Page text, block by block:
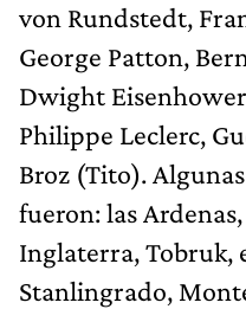
von Rundstedt,
George Patton,
Dwight
Philippe Leclerc,
Broz (Tito).
fueron: las
Inglaterra, Tobruk,
Stanlingrado,